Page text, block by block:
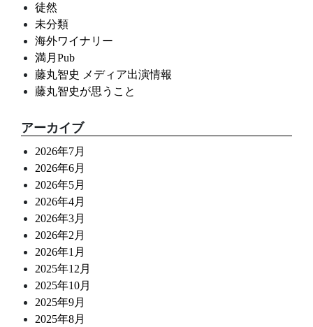
徒然
未分類
海外ワイナリー
満月Pub
藤丸智史 メディア出演情報
藤丸智史が思うこと
アーカイブ
2026年7月
2026年6月
2026年5月
2026年4月
2026年3月
2026年2月
2026年1月
2025年12月
2025年10月
2025年9月
2025年8月